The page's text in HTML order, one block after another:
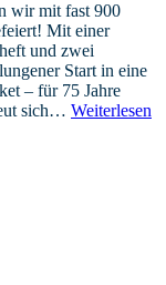
wir mit fast 900
Mit einer
und zwei
Start in eine
– für 75 Jahre
sich… Weiterlesen